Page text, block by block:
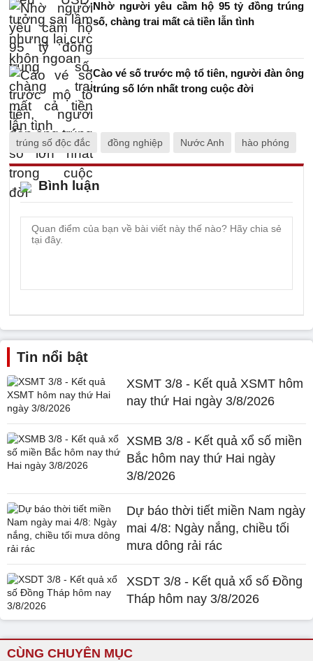
Nhờ người yêu cầm hộ 95 tỷ đồng trúng
số, chàng trai mất cả tiền lẫn tình
Cào vé số trước mộ tổ tiên, người đàn ông
trúng số lớn nhất trong cuộc đời
trúng số độc đắc đồng nghiệp Nước Anh hào phóng
Bình luận
Tin nổi bật
XSMT 3/8 - Kết quả XSMT hôm
nay thứ Hai ngày 3/8/2026
XSMB 3/8 - Kết quả xổ số miền
Bắc hôm nay thứ Hai ngày
3/8/2026
Dự báo thời tiết miền Nam ngày
mai 4/8: Ngày nắng, chiều tối
mưa dông rải rác
XSDT 3/8 - Kết quả xổ số Đồng
Tháp hôm nay 3/8/2026
CÙNG CHUYÊN MỤC